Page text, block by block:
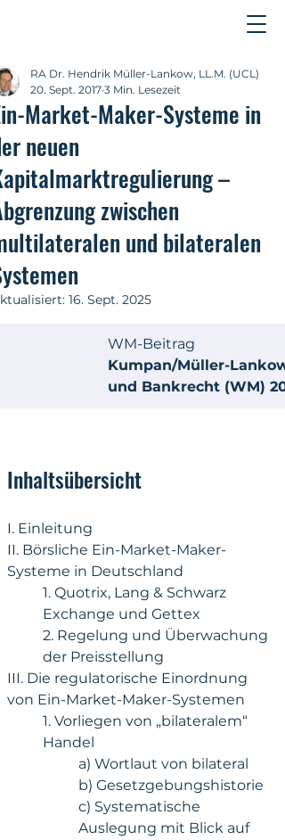
Market-Maker-Systeme in
neuen
–
zwischen
und bilateralen
RA Dr. Hendrik Müller-Lankow, LL.M. (UCL)
20. Sept. 2017 3 Min. Lesezeit
16. Sept. 2025
WM-Beitrag
Kumpan/Müller-
und Bankrecht (WM)
Inhaltsübersicht
I. Einleitung
II. Börsliche Ein-Market-Maker-
Systeme in Deutschland
1. Quotrix, Lang & Schwarz
Exchange und Gettex
2. Regelung und Überwachung
der Preisstellung
III. Die regulatorische Einordnung
von Ein-Market-Maker-Systemen
1. Vorliegen von „bilateralem“
Handel
a) Wortlaut von bilateral
b) Gesetzgebungshistorie
c) Systematische
Auslegung mit Blick auf